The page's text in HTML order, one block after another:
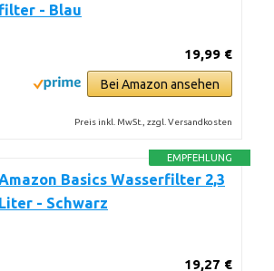
filter - Blau
19,99 €
Bei Amazon ansehen
Preis inkl. MwSt., zzgl. Versandkosten
EMPFEHLUNG
Basics Wasserfilter 2,3
Liter - Schwarz
19,27 €